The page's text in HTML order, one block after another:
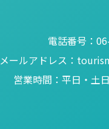
電話番号：
メールアドレス：
営業時間：平日・土